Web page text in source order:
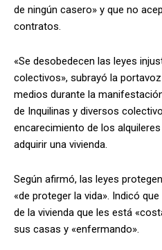
de ningún casero» y que no
contratos.
«Se desobedecen las leyes
colectivos», subrayó la
medios durante la
de Inquilinas y diversos
encarecimiento de los
adquirir una vivienda.
Según afirmó, las leyes
«de proteger la vida». Indicó
de la vivienda que les está
sus casas y «enfermando».